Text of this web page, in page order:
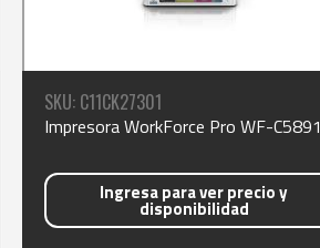
SKU: C11CK27301
Impresora WorkForce Pro WF-C5891
Ingresa para ver precio y
disponibilidad